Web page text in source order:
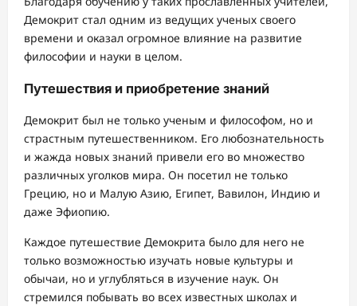
Демокрит стал одним из ведущих ученых своего
времени и оказал огромное влияние на развитие
философии и науки в целом.
Путешествия и приобретение знаний
Демокрит был не только ученым и философом, но и
страстным путешественником. Его любознательность
и жажда новых знаний привели его во множество
различных уголков мира. Он посетил не только
Грецию, но и Малую Азию, Египет, Вавилон, Индию и
даже Эфиопию.
Каждое путешествие Демокрита было для него не
только возможностью изучать новые культуры и
обычаи, но и углубляться в изучение наук. Он
стремился побывать во всех известных школах и